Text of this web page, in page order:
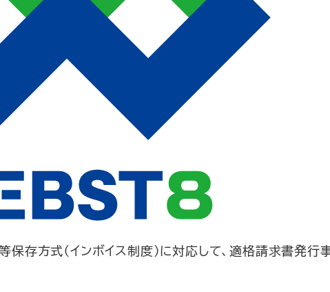
保存方式（インボイス制度）に対応して、適格請求書発